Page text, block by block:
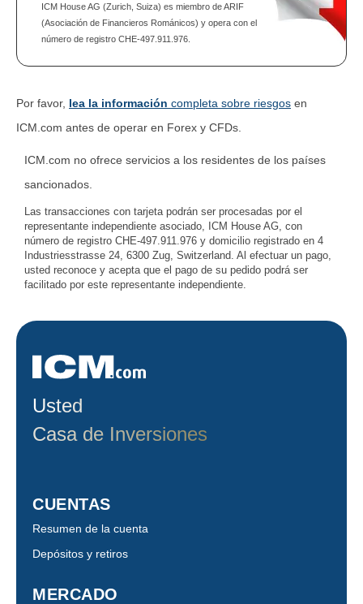
ICM House AG (Zurich, Suiza) es miembro de ARIF
(Asociación de Financieros Románicos) y opera con el
número de registro CHE-497.911.976.
Por favor, lea la información completa sobre riesgos en
ICM.com antes de operar en Forex y CFDs.
ICM.com no ofrece servicios a los residentes de los países
sancionados.
Las transacciones con tarjeta podrán ser procesadas por el
representante independiente asociado, ICM House AG, con
número de registro CHE-497.911.976 y domicilio registrado en 4
Industriesstrasse 24, 6300 Zug, Switzerland. Al efectuar un pago,
usted reconoce y acepta que el pago de su pedido podrá ser
facilitado por este representante independiente.
Usted
Casa de Inversiones
CUENTAS
Resumen de la cuenta
Depósitos y retiros
MERCADO